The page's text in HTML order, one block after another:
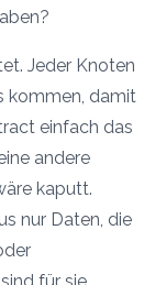
Jeder Knoten
kommen, damit
einfach das
andere
kaputt.
nur Daten, die